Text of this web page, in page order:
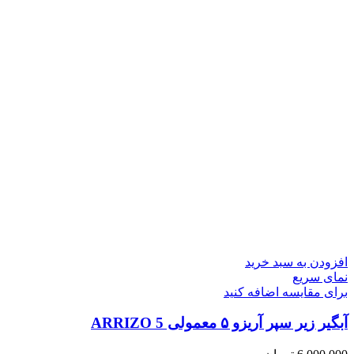
افزودن به سبد خرید
نمای سریع
برای مقایسه اضافه کنید
آبگیر زیر سپر آریزو ۵ معمولی ARRIZO 5